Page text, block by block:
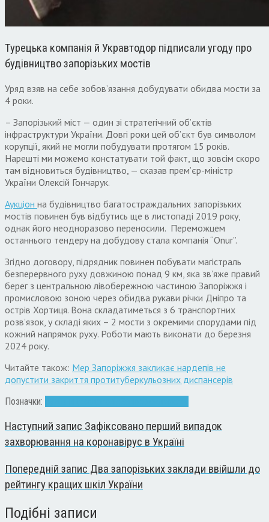
Турецька компанія й Укравтодор підписали угоду про
будівництво запорізьких мостів
Уряд взяв на себе зобов’язання добудувати обидва мости за
4 роки.
– Запорізький міст — один зі стратегічний об’єктів
інфраструктури України. Довгі роки цей об’єкт був символом
корупції, який не могли побудувати протягом 15 років.
Нарешті ми можемо констатувати той факт, що зовсім скоро
там відновиться будівництво, — сказав прем’єр-міністр
України Олексій Гончарук.
Аукціон на будівництво багатостраждальних запорізьких
мостів повинен був відбутись ще в листопаді 2019 року,
однак його неодноразово переносили. Переможцем
останнього тендеру на добудову стала компанія “Onur”.
Згідно договору, підрядник повинен побувати магістраль
безперервного руху довжиною понад 9 км, яка зв’яже правий
берег з центральною лівобережною частиною Запоріжжя і
промисловою зоною через обидва рукави річки Дніпро та
острів Хортиця. Вона складатиметься з 6 транспортних
розв’язок, у складі яких – 2 мости з окремими спорудами під
кожний напрямок руху. Роботи мають виконати до березня
2024 року.
Читайте також: Мер Запоріжжя закликає нардепів не
допустити закриття протитуберкульозних диспансерів
Позначки:
Наступний запис Зафіксовано перший випадок
захворювання на коронавірус в Україні
Попередній запис Два запорізьких заклади ввійшли до
рейтингу кращих шкіл України
Подібні записи